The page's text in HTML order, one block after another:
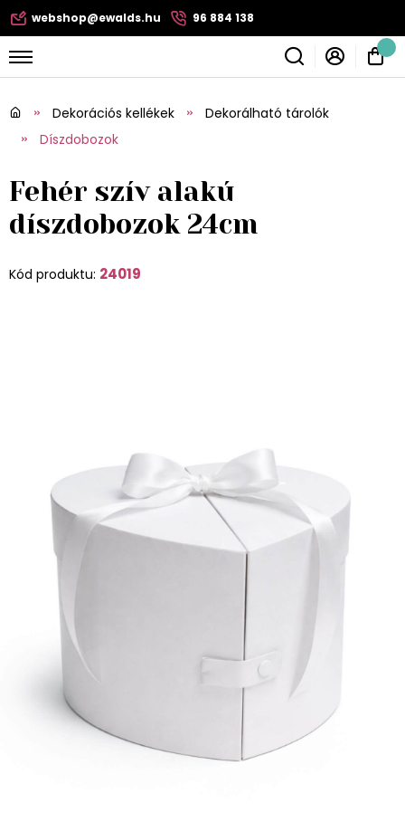
webshop@ewalds.hu 96 884 138
Dekorációs kellékek
Dekorálható tárolók
Díszdobozok
Fehér szív alakú
díszdobozok 24cm
Kód produktu: 24019